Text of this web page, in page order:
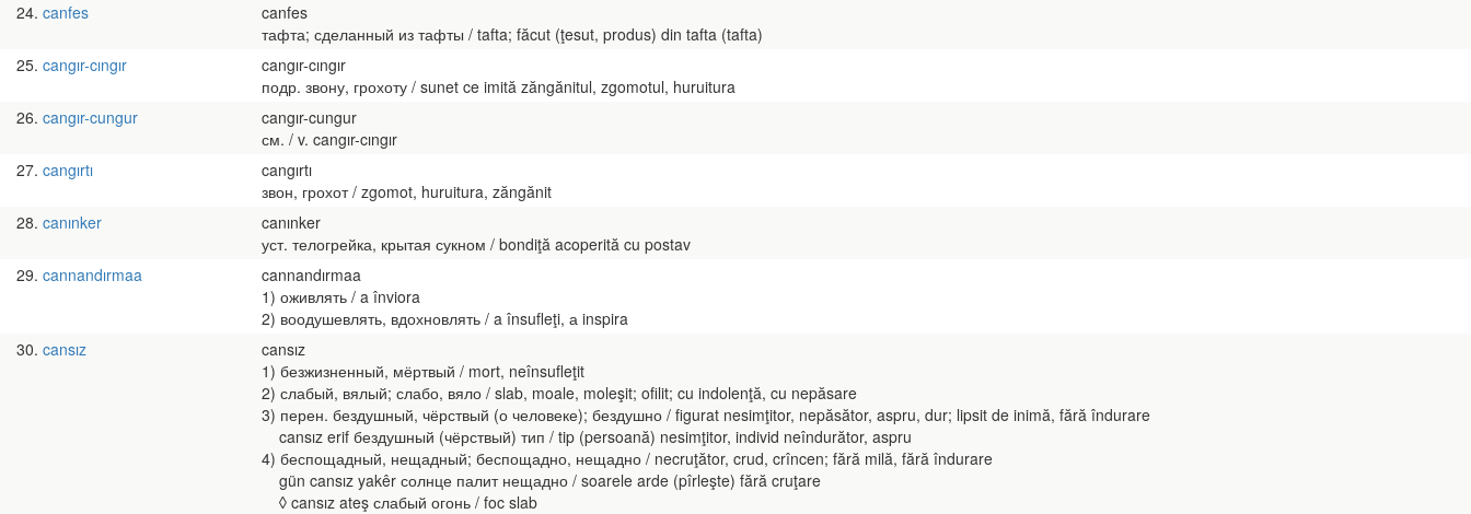
24 canfes
canfes
тафта; сделанный из тафты / tafta; făcut (ţesut, produs) din tafta (tafta)
25 cangır-cıngır
cangır-cıngır
подр. звону, грохоту / sunet ce imită zăngănitul, zgomotul, huruitura
26 cangır-cungur
cangır-cungur
см. / v. cangır-cıngır
27 cangırtı
cangırtı
звон, грохот / zgomot, huruitura, zăngănit
28 canınker
canınker
уст. телогрейка, крытая сукном / bondiţă acoperită cu postav
29 cannandırmaa
cannandırmaa
1) оживлять / a înviora
2) воодушевлять, вдохновлять / a însufleţi, а inspira
30 cansız
cansız
1) безжизненный, мёртвый / mort, neînsufleţit
2) слабый, вялый; слабо, вяло / slab, moale, moleşit; ofilit; cu indolenţă, cu nepăsare
3) перен. бездушный, чёрствый (о человеке); бездушно / figurat nesimţitor, nepăsător, aspru, dur; lipsit de inimă, fără îndurare
cansız erif бездушный (чёрствый) тип / tip (persoană) nesimţitor, individ neîndurător, aspru
4) беспощадный, нещадный; беспощадно, нещадно / necruţător, crud, crîncen; fără milă, fără îndurare
gün cansız yakêr солнце палит нещадно / soarele arde (pîrleşte) fără cruţare
◊ cansız ateş слабый огонь / foc slab